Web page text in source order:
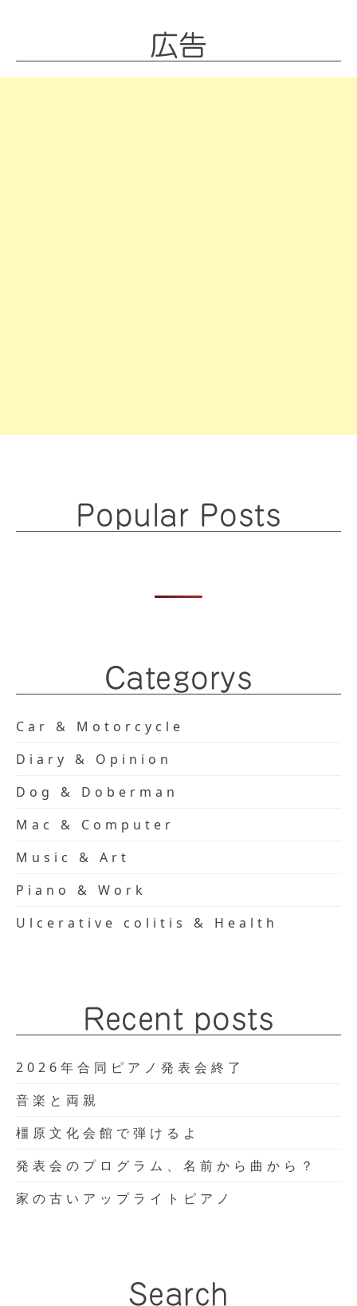
広告
Popular Posts
Categorys
Car & Motorcycle
Diary & Opinion
Dog & Doberman
Mac & Computer
Music & Art
Piano & Work
Ulcerative colitis & Health
Recent posts
2026年合同ピアノ発表会終了
音楽と両親
橿原文化会館で弾けるよ
発表会のプログラム、名前から曲から？
家の古いアップライトピアノ
Search